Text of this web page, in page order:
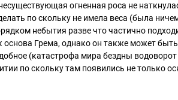
огненная роса не
по скольку не имела веса (была
небытия разве что частично
основа Грема, однако он также может
(катастрофа мира бездны
по скольку там появились не только